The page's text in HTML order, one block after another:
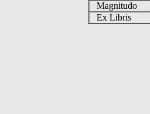
Magnitudo
Ex Libris